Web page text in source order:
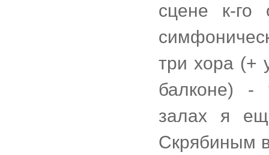
сцене к-го
три хора (+
балконе) -
залах я
Скрябиным